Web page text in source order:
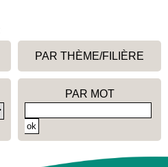
PAR THÈME/FILIÈRE
PAR MOT